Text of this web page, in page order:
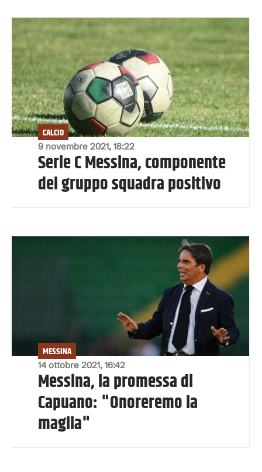
9 novembre 2021, 18:22
CALCIO
Serie C Messina, componente
del gruppo squadra positivo
14 ottobre 2021, 16:42
MESSINA
Messina, la promessa di
Capuano: "Onoreremo la
maglia"